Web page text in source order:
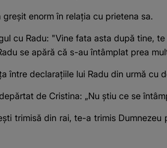
enorm în relația cu prietena sa.
cu Radu: "Vine fata asta după tine,
se apără că s-au întâmplat prea
între declarațiile lui Radu din urmă cu
de Cristina: „Nu știu ce se
trimisă din rai, te-a trimis